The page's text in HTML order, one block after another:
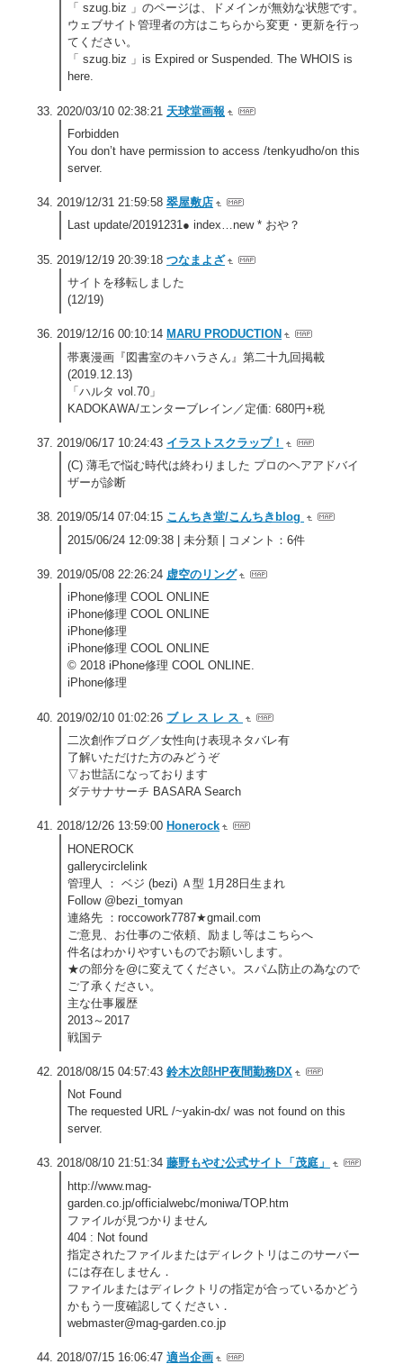
「 szug.biz 」のページは、ドメインが無効な状態です。
ウェブサイト管理者の方はこちらから変更・更新を行っ
てください。
「 szug.biz 」is Expired or Suspended. The WHOIS is
here.
2020/03/10 02:38:21 天球堂画報
Forbidden
You don’t have permission to access /tenkyudho/on this
server.
2019/12/31 21:59:58 翠屋敷店
Last update/20191231● index…new * おや？
2019/12/19 20:39:18 つなまよざ
サイトを移転しました
(12/19)
2019/12/16 00:10:14 MARU PRODUCTION
帯裏漫画『図書室のキハラさん』第二十九回掲載
(2019.12.13)
「ハルタ vol.70」
KADOKAWA/エンターブレイン／定価: 680円+税
2019/06/17 10:24:43 イラストスクラップ！
(C) 薄毛で悩む時代は終わりました プロのヘアアドバイ
ザーが診断
2019/05/14 07:04:15 こんちき堂/こんちきblog
2015/06/24 12:09:38 | 未分類 | コメント：6件
2019/05/08 22:26:24 虚空のリング
iPhone修理 COOL ONLINE
iPhone修理 COOL ONLINE
iPhone修理
iPhone修理 COOL ONLINE
© 2018 iPhone修理 COOL ONLINE.
iPhone修理
2019/02/10 01:02:26 ブ レ ス レ ス
二次創作ブログ／女性向け表現ネタバレ有
了解いただけた方のみどうぞ
▽お世話になっております
ダテサナサーチ BASARA Search
2018/12/26 13:59:00 Honerock
HONEROCK
gallerycirclelink
管理人 ： ベジ (bezi) Ａ型 1月28日生まれ
Follow @bezi_tomyan
連絡先 ：roccowork7787★gmail.com
ご意見、お仕事のご依頼、励まし等はこちらへ
件名はわかりやすいものでお願いします。
★の部分を@に変えてください。スパム防止の為なので
ご了承ください。
主な仕事履歴
2013～2017
戦国テ
2018/08/15 04:57:43 鈴木次郎HP夜間勤務DX
Not Found
The requested URL /~yakin-dx/ was not found on this
server.
2018/08/10 21:51:34 藤野もやむ公式サイト「茂庭」
http://www.mag-
garden.co.jp/officialwebc/moniwa/TOP.htm
ファイルが見つかりません
404 : Not found
指定されたファイルまたはディレクトリはこのサーバー
には存在しません．
ファイルまたはディレクトリの指定が合っているかどう
かもう一度確認してください．
webmaster@mag-garden.co.jp
2018/07/15 16:06:47 適当企画